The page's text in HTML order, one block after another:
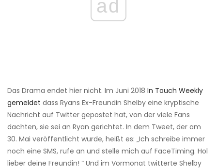
ad
Das Drama endet hier nicht. Im Juni 2018 In Touch Weekly
gemeldet dass Ryans Ex-Freundin Shelby eine kryptische
Nachricht auf Twitter gepostet hat, von der viele Fans
dachten, sie sei an Ryan gerichtet. In dem Tweet, der am
30. Mai veröffentlicht wurde, heißt es: „Ich schreibe immer
noch eine SMS, rufe an und stelle mich auf FaceTiming. Hol
lieber deine Freundin! “ Und im Vormonat twitterte Shelby